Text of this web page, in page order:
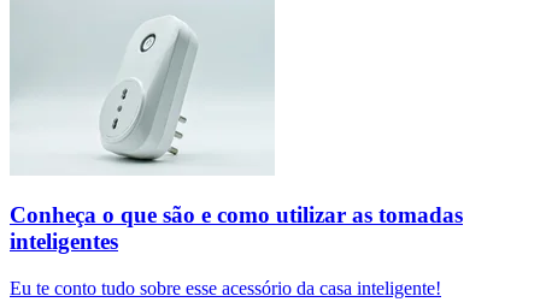
Conheça o que são e como utilizar as tomadas
inteligentes
Eu te conto tudo sobre esse acessório da casa inteligente!